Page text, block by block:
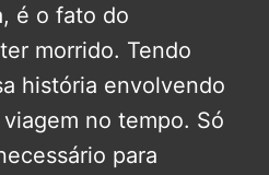
é o fato do
morrido. Tendo
história envolvendo
no tempo. Só
para